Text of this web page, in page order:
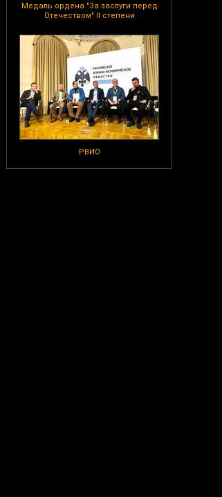
Медаль ордена "За заслуги перед
Отечеством" II степени
РВИО